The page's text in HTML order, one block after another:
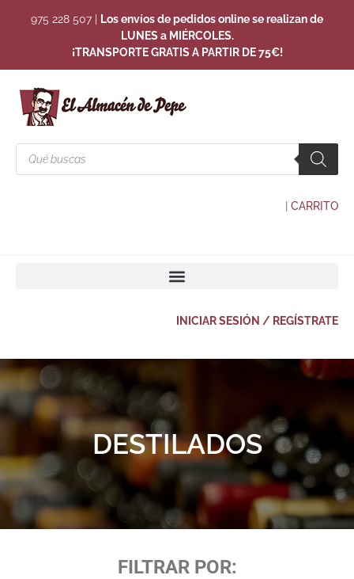
975 228 507
Los envíos de pedidos online se realizan de
LUNES a MIÉRCOLES.
¡TRANSPORTE GRATIS A PARTIR DE 75€!
CARRITO
INICIAR SESIÓN / REGÍSTRATE
DESTILADOS
FILTRAR POR: